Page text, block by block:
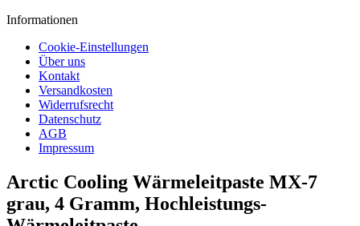
Informationen
Cookie-Einstellungen
Über uns
Kontakt
Versandkosten
Widerrufsrecht
Datenschutz
AGB
Impressum
Arctic Cooling Wärmeleitpaste MX-7
grau, 4 Gramm, Hochleistungs-